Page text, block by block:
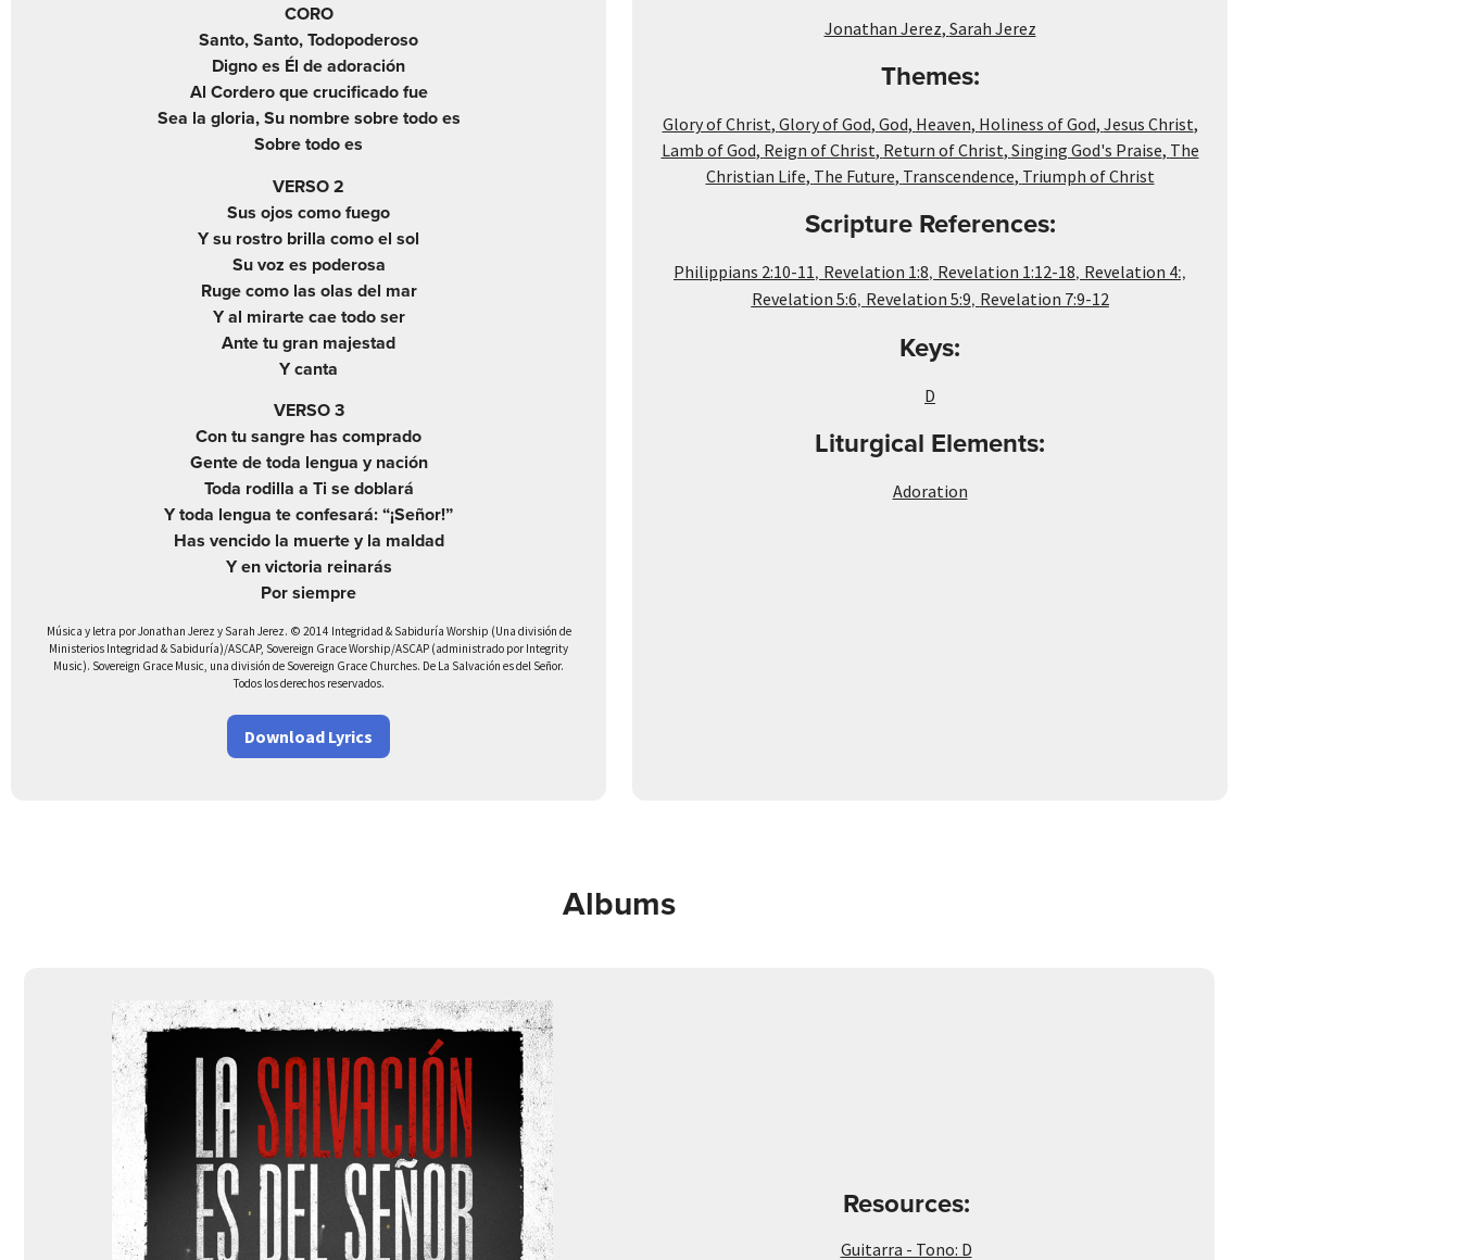
CORO
Santo, Santo, Todopoderoso
Digno es Él de adoración
Al Cordero que crucificado fue
Sea la gloria, Su nombre sobre todo es
Sobre todo es
VERSO 2
Sus ojos como fuego
Y su rostro brilla como el sol
Su voz es poderosa
Ruge como las olas del mar
Y al mirarte cae todo ser
Ante tu gran majestad
Y canta
VERSO 3
Con tu sangre has comprado
Gente de toda lengua y nación
Toda rodilla a Ti se doblará
Y toda lengua te confesará: “¡Señor!”
Has vencido la muerte y la maldad
Y en victoria reinarás
Por siempre
Música y letra por Jonathan Jerez y Sarah Jerez. © 2014 Integridad & Sabiduría Worship (Una división de
Ministerios Integridad & Sabiduría)/ASCAP, Sovereign Grace Worship/ASCAP (administrado por Integrity
Music). Sovereign Grace Music, una división de Sovereign Grace Churches. De La Salvación es del Señor.
Todos los derechos reservados.
Download Lyrics
Jonathan Jerez, Sarah Jerez
Themes:
Glory of Christ, Glory of God, God, Heaven, Holiness of God, Jesus Christ,
Lamb of God, Reign of Christ, Return of Christ, Singing God's Praise, The
Christian Life, The Future, Transcendence, Triumph of Christ
Scripture References:
Philippians 2:10-11, Revelation 1:8, Revelation 1:12-18, Revelation 4:,
Revelation 5:6, Revelation 5:9, Revelation 7:9-12
Keys:
D
Liturgical Elements:
Adoration
Albums
Resources:
Guitarra - Tono: D